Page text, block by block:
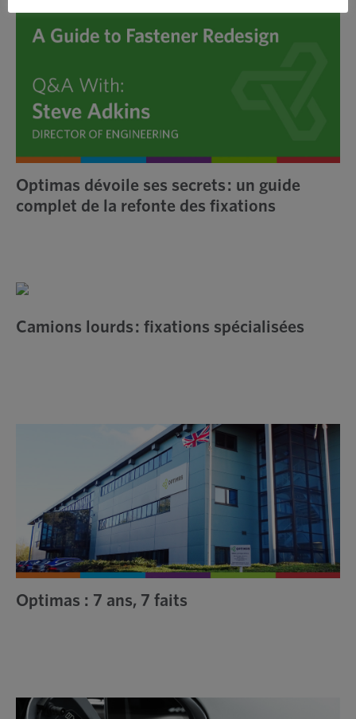
Optimas dévoile ses secrets : un guide
complet de la refonte des fixations
Camions lourds : fixations spécialisées
Optimas : 7 ans, 7 faits